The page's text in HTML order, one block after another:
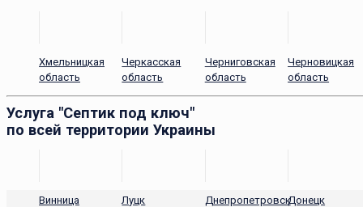
Хмельницкая
область
Черкасская
область
Черниговская
область
Черновицкая
область
Услуга "Септик под ключ"
по всей территории Украины
Винница Луцк ДнепропетровскДонецк